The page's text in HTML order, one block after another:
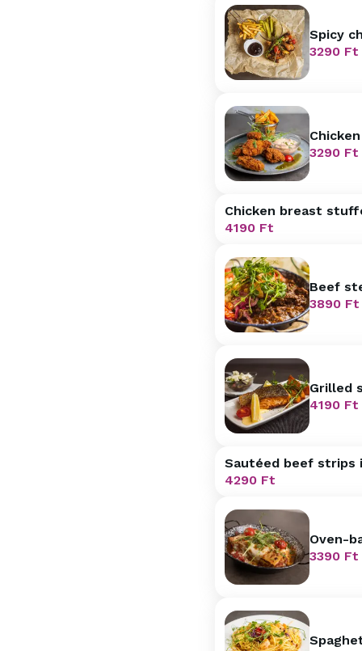
Spicy
3290Ft
and
3290Ft
Chicken breast
homemade chumbs,
4190Ft
Beef
3890Ft
Grilled
4190Ft
Sautéed beef strips
4290Ft
Oven-
3390Ft